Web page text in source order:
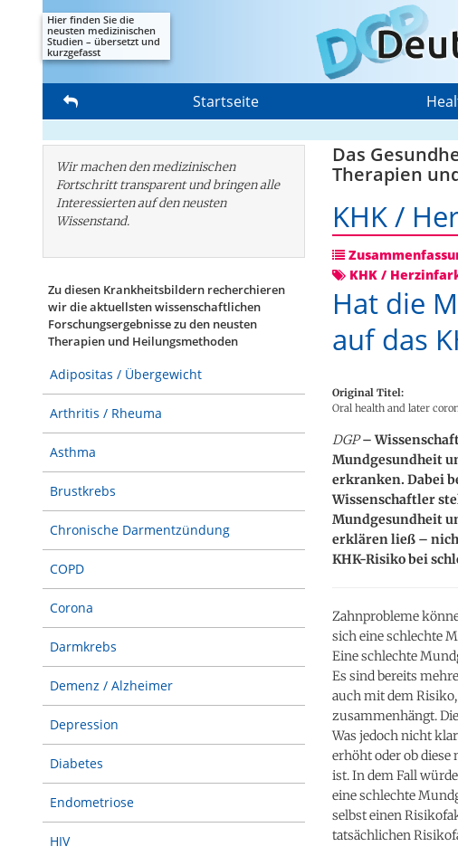
Hier finden Sie die
neusten medizinischen
Studien – übersetzt und
kurzgefasst
Startseite
Wir machen den medizinischen
Fortschritt transparent und bringen alle
Interessierten auf den neusten
Wissenstand.
Zu diesen Krankheitsbildern recherchieren
wir die aktuellsten wissenschaftlichen
Forschungs­ergebnisse zu den neusten
Therapien und Heilungsmethoden
Adipositas / Übergewicht
Arthritis / Rheuma
Asthma
Brustkrebs
Chronische Darmentzündung
COPD
Corona
Darmkrebs
Demenz / Alzheimer
Depression
Diabetes
Endometriose
HIV
Das
Therapien
KHK /
KHK /
Hat die
auf das
Original Titel:
Oral health and later
DGP–
Mundgesundheit
erkranken. Dabei
Wissenschaftler
Mundgesundheit
erklären ließ –
KHK-Risiko bei
Zahnprobleme
sich eine schlechte
Eine schlechte
Es sind bereits
auch mit dem
zusammenhängt.
Was jedoch nicht
erhöht oder ob
ist. In dem Fall
eine schlechte
selbst einen
tatsächlichen